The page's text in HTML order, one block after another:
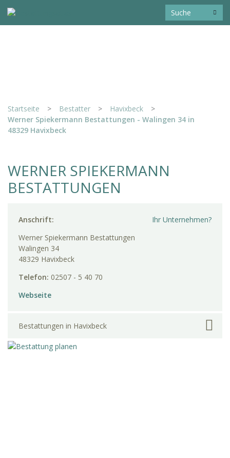
Startseite > Bestatter > Havixbeck
>
Werner Spiekermann Bestattungen - Walingen 34 in
48329 Havixbeck
WERNER SPIEKERMANN
BESTATTUNGEN
Ihr Unternehmen?
Anschrift:
Werner Spiekermann Bestattungen
Walingen 34
48329 Havixbeck
Telefon: 02507 - 5 40 70
Webseite
Bestattungen in Havixbeck